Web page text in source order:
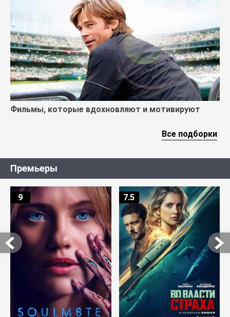
Фильмы, которые вдохновляют и мотивируют
Все подборки
Премьеры
9 7.5